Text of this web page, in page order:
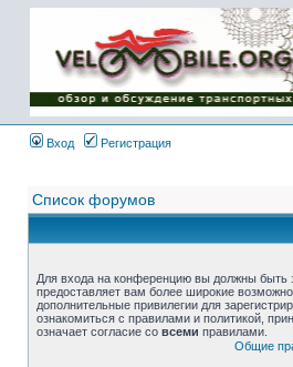
Вход Регистрация
Список форумов
Для входа на конференцию вы должны быть
предоставляет вам более широкие
дополнительные привилегии для
ознакомиться с правилами и политикой,
означает согласие со всеми правилами.
Общие